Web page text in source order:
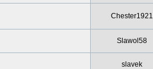
Chester1921
Slawol58
slavek